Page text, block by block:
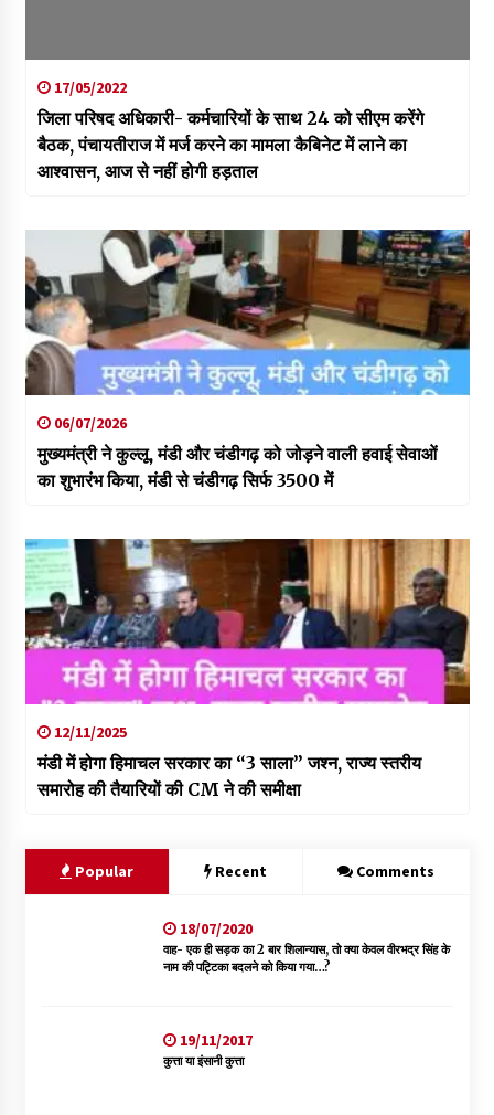
17/05/2022
जिला परिषद अधिकारी- कर्मचारियों के साथ 24 को सीएम करेंगे
बैठक, पंचायतीराज में मर्ज करने का मामला कैबिनेट में लाने का
आश्वासन, आज से नहीं होगी हड़ताल
06/07/2026
मुख्यमंत्री ने कुल्लू, मंडी और चंडीगढ़ को जोड़ने वाली हवाई सेवाओं
का शुभारंभ किया, मंडी से चंडीगढ़ सिर्फ 3500 में
12/11/2025
मंडी में होगा हिमाचल सरकार का “3 साला” जश्न, राज्य स्तरीय
समारोह की तैयारियों की CM ने की समीक्षा
Popular Recent Comments
18/07/2020
वाह- एक ही सड़क का 2 बार शिलान्यास, तो क्या केवल वीरभद्र सिंह के
नाम की पट्टिका बदलने को किया गया…?
19/11/2017
कुत्ता या इंसानी कुत्ता